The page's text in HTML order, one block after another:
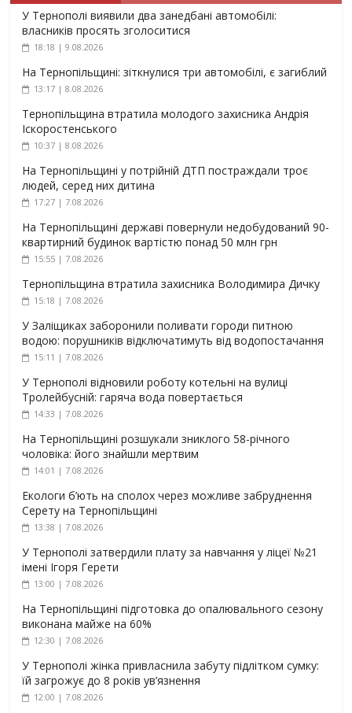
У Тернополі виявили два занедбані автомобілі:
власників просять зголоситися
18:18 | 9.08.2026
На Тернопільщині: зіткнулися три автомобілі, є загиблий
13:17 | 8.08.2026
Тернопільщина втратила молодого захисника Андрія
Іскоростенського
10:37 | 8.08.2026
На Тернопільщині у потрійній ДТП постраждали троє
людей, серед них дитина
17:27 | 7.08.2026
На Тернопільщині державі повернули недобудований 90-
квартирний будинок вартістю понад 50 млн грн
15:55 | 7.08.2026
Тернопільщина втратила захисника Володимира Дичку
15:18 | 7.08.2026
У Заліщиках заборонили поливати городи питною
водою: порушників відключатимуть від водопостачання
15:11 | 7.08.2026
У Тернополі відновили роботу котельні на вулиці
Тролейбусній: гаряча вода повертається
14:33 | 7.08.2026
На Тернопільщині розшукали зниклого 58-річного
чоловіка: його знайшли мертвим
14:01 | 7.08.2026
Екологи б’ють на сполох через можливе забруднення
Серету на Тернопільщині
13:38 | 7.08.2026
У Тернополі затвердили плату за навчання у ліцеї №21
імені Ігоря Герети
13:00 | 7.08.2026
На Тернопільщині підготовка до опалювального сезону
виконана майже на 60%
12:30 | 7.08.2026
У Тернополі жінка привласнила забуту підлітком сумку:
їй загрожує до 8 років ув’язнення
12:00 | 7.08.2026